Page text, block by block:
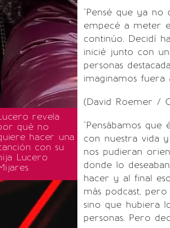
revela
qué no
hacer una
con su
Lucero
"Pensé que ya no
empecé a meter
continúo. Decidí
inicié junto con
personas
imaginamos
(David Roemer /
"Pensábamos
con nuestra vida
nos pudieran
donde lo
hacer y al final
más podcast,
sino que hubiera
personas. Pero